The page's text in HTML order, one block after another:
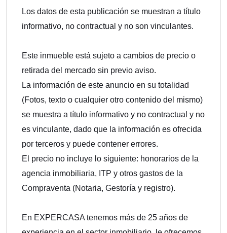
Los datos de esta publicación se muestran a título
informativo, no contractual y no son vinculantes.
Este inmueble está sujeto a cambios de precio o
retirada del mercado sin previo aviso.
La información de este anuncio en su totalidad
(Fotos, texto o cualquier otro contenido del mismo)
se muestra a título informativo y no contractual y no
es vinculante, dado que la información es ofrecida
por terceros y puede contener errores.
El precio no incluye lo siguiente: honorarios de la
agencia inmobiliaria, ITP y otros gastos de la
Compraventa (Notaria, Gestoría y registro).
En EXPERCASA tenemos más de 25 años de